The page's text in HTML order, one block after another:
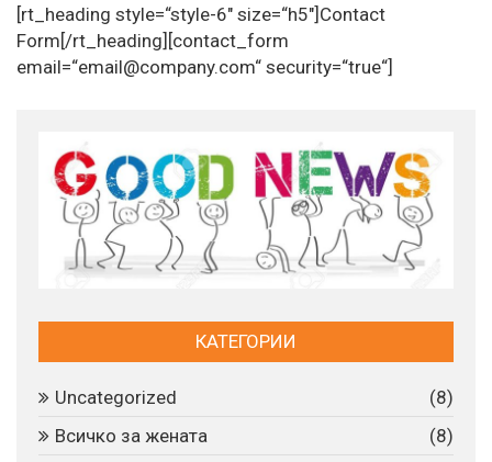
[rt_heading style=“style-6″ size=“h5″]Contact
Form[/rt_heading][contact_form
email=“email@company.com“ security=“true“]
КАТЕГОРИИ
Uncategorized
(8)
Всичко за жената
(8)